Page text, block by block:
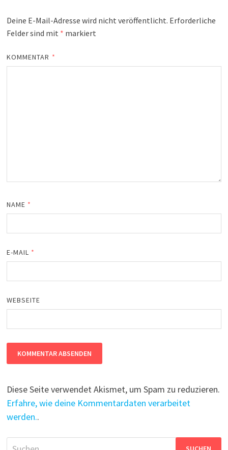
Deine E-Mail-Adresse wird nicht veröffentlicht. Erforderliche
Felder sind mit * markiert
KOMMENTAR *
NAME *
E-MAIL *
WEBSEITE
Diese Seite verwendet Akismet, um Spam zu reduzieren.
Erfahre, wie deine Kommentardaten verarbeitet
werden..
Suchen